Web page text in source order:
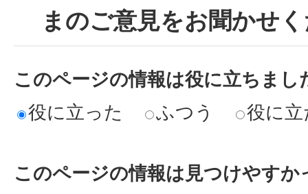
まのご意見をお聞かせ
このページの情報は役に立ちまし
役に立った
ふつう 役に
このページの情報は見つけやすか